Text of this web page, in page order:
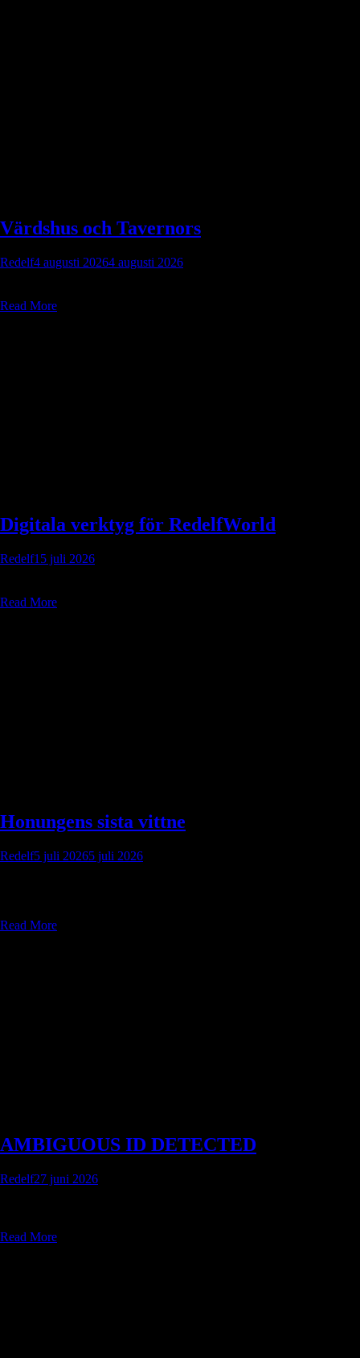
Värdshus och Tavernors
Redelf4 augusti 20264 augusti 2026
Read More
Digitala verktyg för RedelfWorld
Redelf15 juli 2026
Read More
Honungens sista vittne
Redelf5 juli 20265 juli 2026
Read More
AMBIGUOUS ID DETECTED
Redelf27 juni 2026
Read More